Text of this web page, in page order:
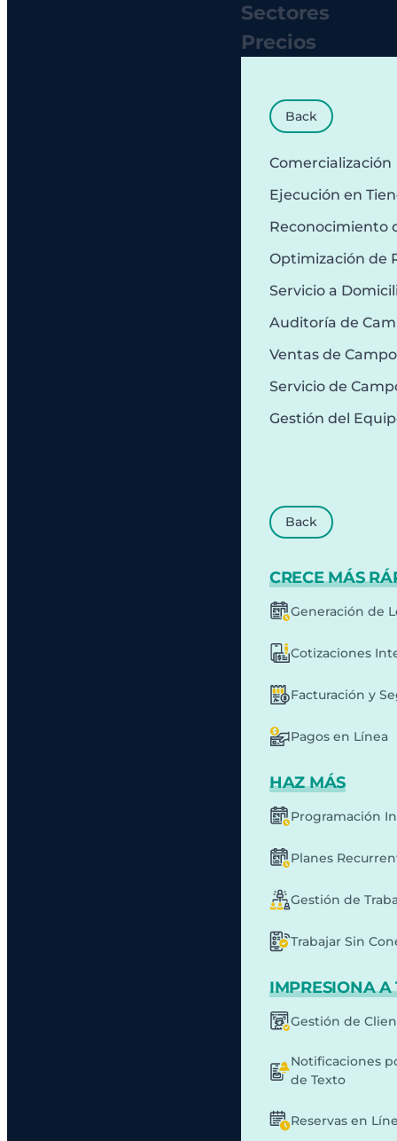
Sectores
Precios
Back
Comercialización
Ejecución en
Reconocimiento
Optimización de
Servicio a
Auditoría de
Ventas de Campo
Servicio de
Gestión del
Back
CRECE MÁS
Generación de
Cotizaciones
Facturación y
Pagos en Línea
HAZ MÁS
Programación
Planes
Gestión de
Trabajar Sin
IMPRESIONA A
Gestión de
Notificaciones
de Texto
Reservas en